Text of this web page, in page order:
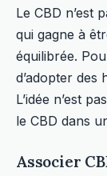
Le CBD n’est
qui gagne à
équilibrée.
d’adopter des
L’idée n’est
le CBD dans
Associer